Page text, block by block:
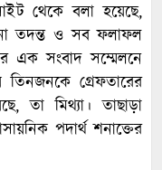
থেকে বলা হয়েছে,
তদন্ত ও সব ফলাফল
এক সংবাদ সম্মেলনে
তিনজনকে গ্রেফতারের
তা মিথ্যা। তাছাড়া
পদার্থ শনাক্তের